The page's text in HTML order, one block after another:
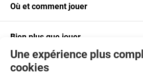
Une expérience plus
cookies
Où et comment jouer
Bien plus que jouer